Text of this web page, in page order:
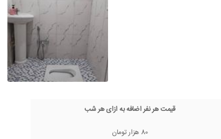
قیمت هر نفر اضافه به ازای هر شب
80 هزار تومان